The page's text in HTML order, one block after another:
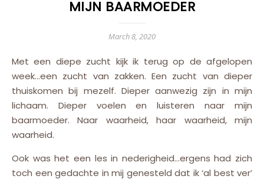
MIJN BAARMOEDER
March 8, 2020
Met een diepe zucht kijk ik terug op de afgelopen
week…een zucht van zakken. Een zucht van dieper
thuiskomen bij mezelf. Dieper aanwezig zijn in mijn
lichaam. Dieper voelen en luisteren naar mijn
baarmoeder. Naar waarheid, haar waarheid, mijn
waarheid.
Ook was het een les in nederigheid…ergens had zich
toch een gedachte in mij genesteld dat ik ‘al best ver’